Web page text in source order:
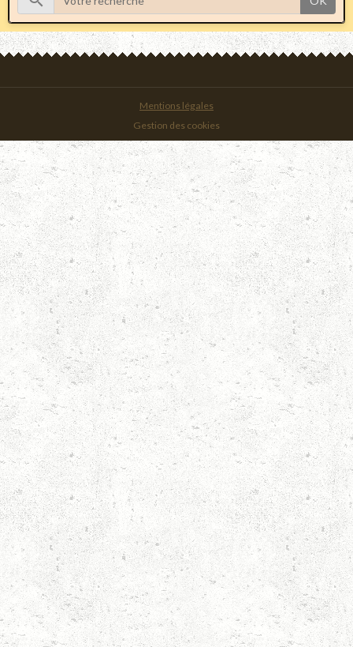
Mentions légales
Gestion des cookies